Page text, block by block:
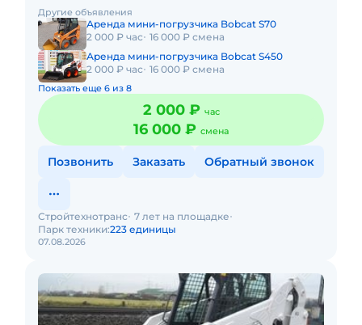
документов.
Другие объявления
Аренда мини-погрузчика Bobcat S70
2 000 ₽ час 16 000 ₽ смена
Аренда мини-погрузчика Bobcat S450
2 000 ₽ час 16 000 ₽ смена
Показать еще 6 из 8
2 000 ₽ час
16 000 ₽ смена
Позвонить Заказать Обратный звонок
07.08.2026
Стройтехнотранс 7 лет на площадке
Парк техники:223 единицы